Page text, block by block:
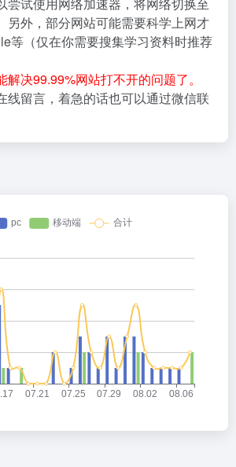
另外，部分网站可能需要科学上网才
等（仅在你需要搜集学习资料时推荐
解决99.99%网站打不开的问题了。
线留言，着急的话也可以通过微信联